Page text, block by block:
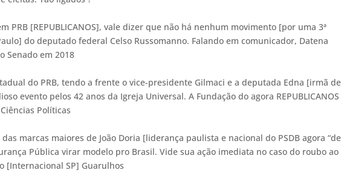
PRB [REPUBLICANOS], vale dizer que não há nenhum movimento [por uma 3ª
do deputado federal Celso Russomanno. Falando em comunicador, Datena
Senado em 2018
do PRB, tendo a frente o vice-presidente Gilmaci e a deputada Edna [irmã de
evento pelos 42 anos da Igreja Universal. A Fundação do agora REPUBLICANOS
Políticas
marcas maiores de João Doria [liderança paulista e nacional do PSDB agora “de
Pública virar modelo pro Brasil. Vide sua ação imediata no caso do roubo ao
[Internacional SP] Guarulhos